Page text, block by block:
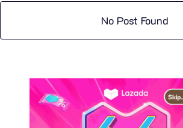
No Post Found